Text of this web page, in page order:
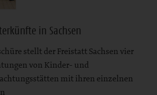
in Sachsen
stellt der Freistatt Sachsen vier
von Kinder- und
mit ihren einzelnen